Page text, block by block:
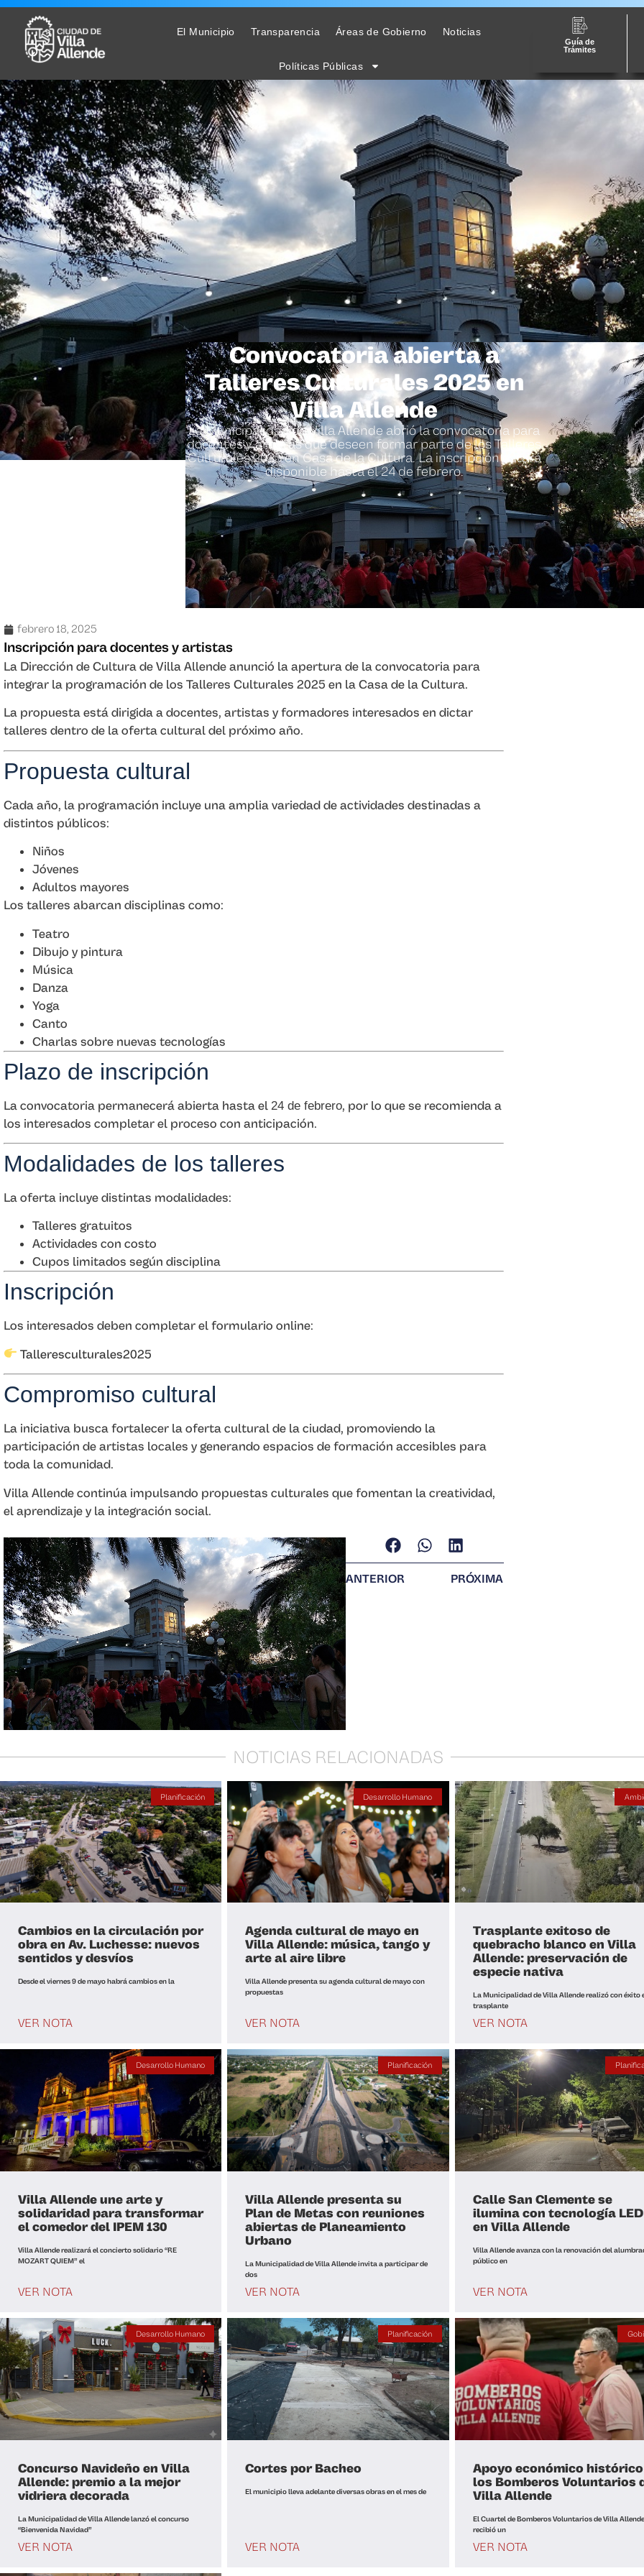
El Municipio Transparencia Áreas de Gobierno Noticias
Políticas Públicas
Guía de
Trámites
Convocatoria abierta a
Talleres Culturales 2025 en
Villa Allende
La Municipalidad de Villa Allende abrió la convocatoria para
docentes y artistas que deseen formar parte de los Talleres
Culturales 2025 en Casa de la Cultura. La inscripción estará
disponible hasta el 24 de febrero.
febrero 18, 2025
Inscripción para docentes y artistas
La Dirección de Cultura de Villa Allende anunció la apertura de la convocatoria para
integrar la programación de los Talleres Culturales 2025 en la Casa de la Cultura.
La propuesta está dirigida a docentes, artistas y formadores interesados en dictar
talleres dentro de la oferta cultural del próximo año.
Propuesta cultural
Cada año, la programación incluye una amplia variedad de actividades destinadas a
distintos públicos:
Niños
Jóvenes
Adultos mayores
Los talleres abarcan disciplinas como:
Teatro
Dibujo y pintura
Música
Danza
Yoga
Canto
Charlas sobre nuevas tecnologías
Plazo de inscripción
La convocatoria permanecerá abierta hasta el 24 de febrero, por lo que se recomienda a
los interesados completar el proceso con anticipación.
Modalidades de los talleres
La oferta incluye distintas modalidades:
Talleres gratuitos
Actividades con costo
Cupos limitados según disciplina
Inscripción
Los interesados deben completar el formulario online:
Talleresculturales2025
Compromiso cultural
La iniciativa busca fortalecer la oferta cultural de la ciudad, promoviendo la
participación de artistas locales y generando espacios de formación accesibles para
toda la comunidad.
Villa Allende continúa impulsando propuestas culturales que fomentan la creatividad,
el aprendizaje y la integración social.
ANTERIOR PRÓXIMA
NOTICIAS RELACIONADAS
Planificación
Cambios en la circulación por
obra en Av. Luchesse: nuevos
sentidos y desvíos
Desde el viernes 9 de mayo habrá cambios en la
VER NOTA
Desarrollo Humano
Agenda cultural de mayo en
Villa Allende: música, tango y
arte al aire libre
Villa Allende presenta su agenda cultural de mayo con
propuestas
VER NOTA
Trasplante exitoso de
quebracho blanco en Villa
Allende: preservación de
especie nativa
La Municipalidad de Villa Allende realizó con éxito
trasplante
VER NOTA
Desarrollo Humano
Villa Allende une arte y
solidaridad para transformar
el comedor del IPEM 130
Villa Allende realizará el concierto solidario “RE
MOZART QUIEM” el
VER NOTA
Planificación
Villa Allende presenta su
Plan de Metas con reuniones
abiertas de Planeamiento
Urbano
La Municipalidad de Villa Allende invita a participar de
dos
VER NOTA
Calle San Clemente se
ilumina con tecnología LED
en Villa Allende
Villa Allende avanza con la renovación del
público en
VER NOTA
Desarrollo Humano
Concurso Navideño en Villa
Allende: premio a la mejor
vidriera decorada
La Municipalidad de Villa Allende lanzó el concurso
“Bienvenida Navidad”
VER NOTA
Planificación
Cortes por Bacheo
El municipio lleva adelante diversas obras en el mes de
VER NOTA
Apoyo económico
los Bomberos Voluntarios
Villa Allende
El Cuartel de Bomberos Voluntarios de Villa Allende
recibió un
VER NOTA